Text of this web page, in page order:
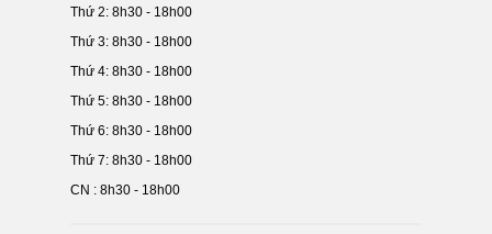
Thứ 2: 8h30 - 18h00
Thứ 3: 8h30 - 18h00
Thứ 4: 8h30 - 18h00
Thứ 5: 8h30 - 18h00
Thứ 6: 8h30 - 18h00
Thứ 7: 8h30 - 18h00
CN : 8h30 - 18h00